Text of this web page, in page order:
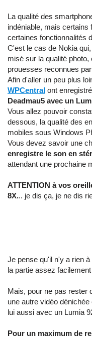
La qualité des
indéniable, mais
certaines fonctionnalités
C'est le cas de Nokia
misé sur la qualité
prouesses reconnues
Afin d'aller un peu plus
WPCentral ont enregistré
Deadmau5 avec un
Vous allez pouvoir
dessous, la qualité des
mobiles sous Windows
Vous devez savoir une
enregistre le son en
attendant une prochaine
ATTENTION à vos
8X... je dis ça, je ne dis
Je pense qu'il n'y a rien
la partie assez
Mais, pour ne pas rester
une autre vidéo dénichée
lui aussi avec un Lumia
Pour un maximum de